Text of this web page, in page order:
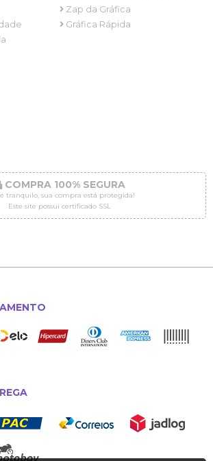
Zap da Gráfica
Gráfica Rápida
COMPRA 100% SEGURA
tranquilo, sua compra está protegida!
Este site possui certificado SSL